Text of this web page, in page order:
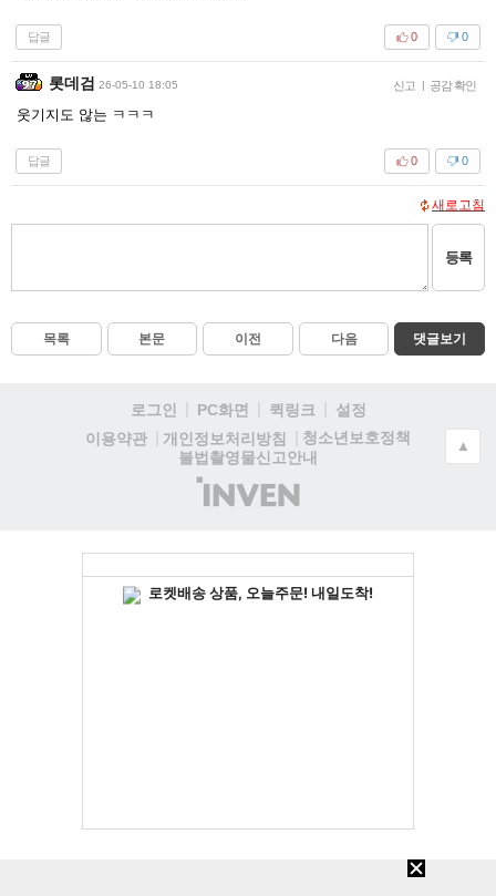
답글 0
0
롯데검 26-05-10 18:05 신고 | 공감 확인
웃기지도 않는 ㅋㅋㅋ
답글 0
0
새로고침
등록
목록 본문 이전 다음 댓글보기
로그인 PC화면 퀵링크
설정
이용약관
개인정보처리방침
청소년보호정책
불법촬영물신고안내
(주)
인
▲